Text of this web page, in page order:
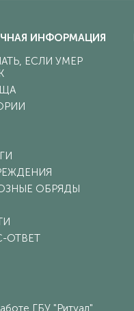
ИНФОРМАЦИЯ
ЕСЛИ УМЕР
ОБРЯДЫ
ОТВЕТ
ГБУ "Ритуал".